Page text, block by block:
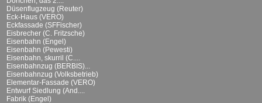
Düsenflugzeug (Reuter)
Eck-Haus (VERO)
Eckfassade (SFFischer)
Eisbrecher (C. Fritzsche)
Eisenbahn (Engel)
Eisenbahn (Pewesti)
Eisenbahn, skurril (C....
Eisenbahnzug (BERBIS)...
Eisenbahnzug (Volksbetrieb)
Elementar-Fassade (VERO)
Entwurf Siedlung (And....
Fabrik (Engel)